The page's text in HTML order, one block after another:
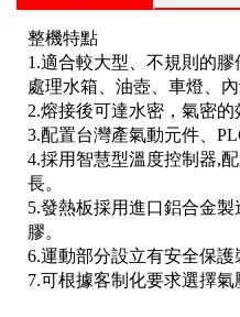
整機特點
1.適合較大型、不規則的
處理水箱、油壺、車燈、內
2.熔接後可達水密，氣密的
3.配置台灣產氣動元件、
4.採用智慧型溫度控制器,
長。
5.發熱板採用進口鋁合金
膠。
6.運動部分設立有安全保護
7.可根據客制化要求選擇氣